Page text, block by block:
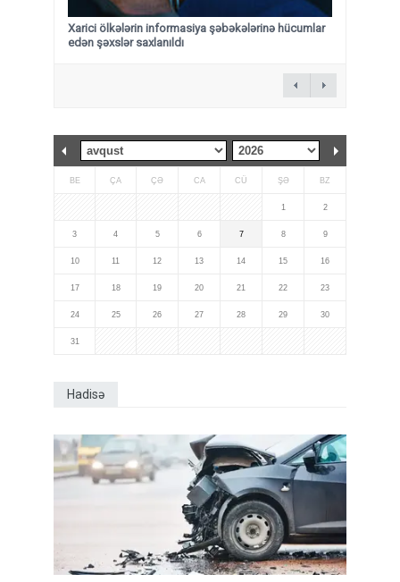
Xarici ölkələrin informasiya şəbəkələrinə hücumlar
edən şəxslər saxlanıldı
BE ÇA ÇƏ CA CÜ ŞƏ BZ
1 2
3 4 5 6 7 8 9
10 11 12 13 14 15 16
17 18 19 20 21 22 23
24 25 26 27 28 29 30
31
Hadisə